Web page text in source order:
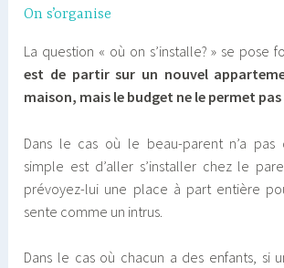
On s’organise
La question « où on s’installe? » se pose
est de partir sur un nouvel
maison, mais le budget ne le permet
Dans le cas où le beau-parent n’a pas
simple est d’aller s’installer chez le
prévoyez-lui une place à part entière
sente comme un intrus.
Dans le cas où chacun a des enfants, si